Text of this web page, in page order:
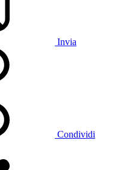
Invia
Condividi